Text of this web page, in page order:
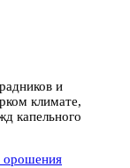
и
климате,
капельного
орошения